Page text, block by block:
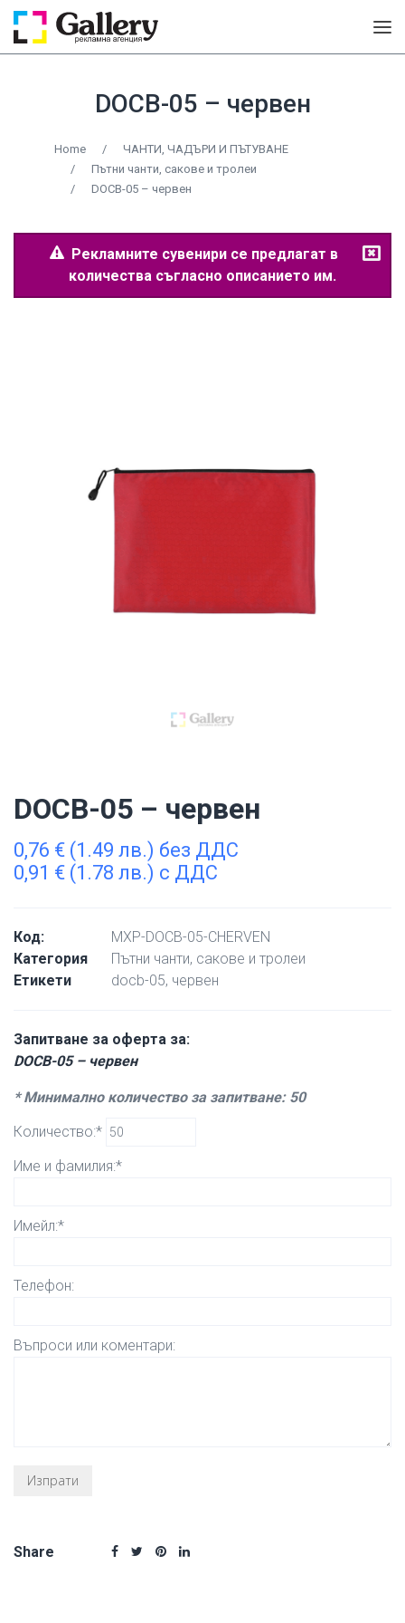
DOCB-05 – червен
Home /
ЧАНТИ, ЧАДЪРИ И ПЪТУВАНЕ
/
Пътни чанти, сакове и тролеи
/
DOCB-05 – червен
Рекламните сувенири се предлагат в
количества съгласно описанието им.
DOCB-05 – червен
0,76 € (1.49 лв.) без ДДС
0,91 € (1.78 лв.) с ДДС
Код:
MXP-DOCB-05-CHERVEN
Категория
Пътни чанти, сакове и тролеи
Етикети
docb-05, червен
Запитване за оферта за:
DOCB-05 – червен
* Минимално количество за запитване: 50
Количество:*
Име и фамилия:*
Имейл:*
Телефон:
Въпроси или коментари:
Share